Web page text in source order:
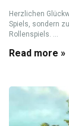
Herzlichen
Spiels, sondern
Rollenspiels. ...
Read more »